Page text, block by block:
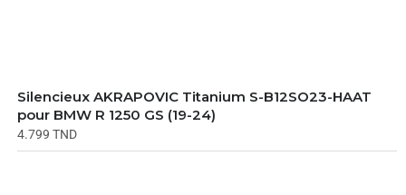
Silencieux AKRAPOVIC Titanium S-B12SO23-HAAT
pour BMW R 1250 GS (19-24)
4.799 TND